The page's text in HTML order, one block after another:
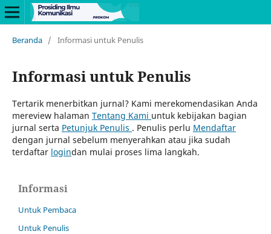
Beranda / Informasi untuk Penulis
Informasi untuk Penulis
Tertarik menerbitkan jurnal? Kami merekomendasikan Anda
mereview halaman Tentang Kami untuk kebijakan bagian
jurnal serta Petunjuk Penulis . Penulis perlu Mendaftar
dengan jurnal sebelum menyerahkan atau jika sudah
terdaftar logindan mulai proses lima langkah.
Informasi
Untuk Pembaca
Untuk Penulis